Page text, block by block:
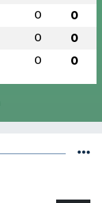
0 0
0 0
0 0